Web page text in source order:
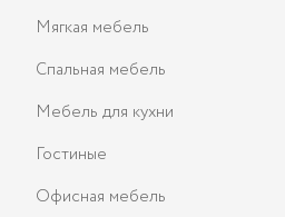
Мягкая мебель
Спальная мебель
Мебель для кухни
Гостиные
Офисная мебель